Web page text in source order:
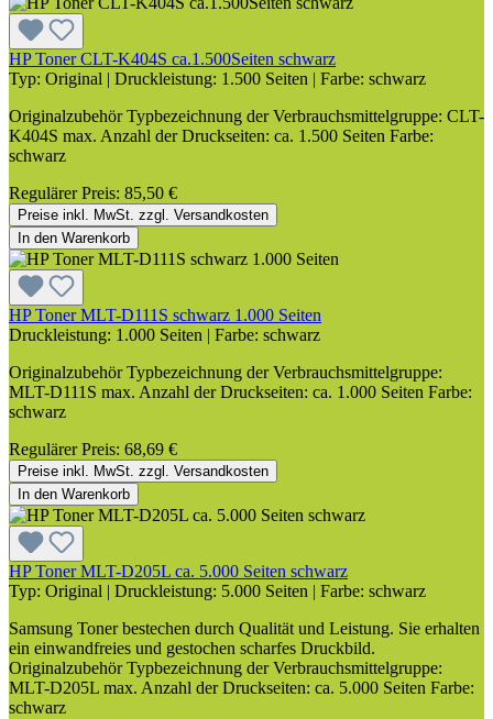
HP Toner CLT-K404S ca.1.500Seiten schwarz
Typ: Original | Druckleistung: 1.500 Seiten | Farbe: schwarz
Originalzubehör Typbezeichnung der Verbrauchsmittelgruppe: CLT-
K404S max. Anzahl der Druckseiten: ca. 1.500 Seiten Farbe:
schwarz
Regulärer Preis: 85,50 €
Preise inkl. MwSt. zzgl. Versandkosten
In den Warenkorb
HP Toner MLT-D111S schwarz 1.000 Seiten
Druckleistung: 1.000 Seiten | Farbe: schwarz
Originalzubehör Typbezeichnung der Verbrauchsmittelgruppe:
MLT-D111S max. Anzahl der Druckseiten: ca. 1.000 Seiten Farbe:
schwarz
Regulärer Preis: 68,69 €
Preise inkl. MwSt. zzgl. Versandkosten
In den Warenkorb
HP Toner MLT-D205L ca. 5.000 Seiten schwarz
Typ: Original | Druckleistung: 5.000 Seiten | Farbe: schwarz
Samsung Toner bestechen durch Qualität und Leistung. Sie erhalten
ein einwandfreies und gestochen scharfes Druckbild.
Originalzubehör Typbezeichnung der Verbrauchsmittelgruppe:
MLT-D205L max. Anzahl der Druckseiten: ca. 5.000 Seiten Farbe:
schwarz